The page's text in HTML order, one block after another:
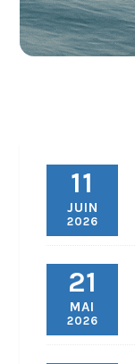
11
JUIN
2026
21
MAI
2026